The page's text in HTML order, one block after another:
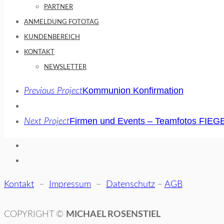
PARTNER
ANMELDUNG FOTOTAG
KUNDENBEREICH
KONTAKT
NEWSLETTER
Previous ProjectKommunion Konfirmation
Next ProjectFirmen und Events – Teamfotos
Kontakt – Impressum – Datenschutz – AGB
COPYRIGHT © MICHAEL ROSENSTIEL